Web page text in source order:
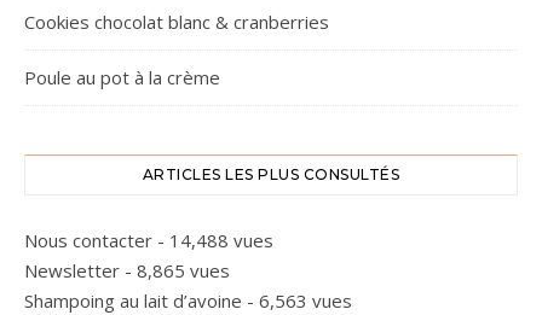
Cookies chocolat blanc & cranberries
Poule au pot à la crème
ARTICLES LES PLUS CONSULTÉS
Nous contacter - 14,488 vues
Newsletter - 8,865 vues
Shampoing au lait d’avoine - 6,563 vues